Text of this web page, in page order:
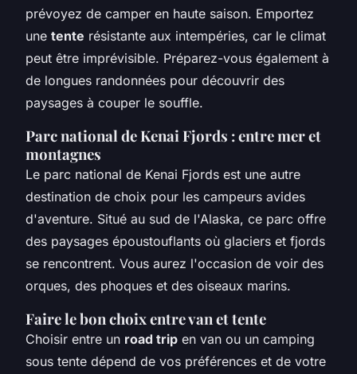
prévoyez de camper en haute saison. Emportez
une tente résistante aux intempéries, car le climat
peut être imprévisible. Préparez-vous également à
de longues randonnées pour découvrir des
paysages à couper le souffle.
Parc national de Kenai Fjords : entre mer et
montagnes
Le parc national de Kenai Fjords est une autre
destination de choix pour les campeurs avides
d'aventure. Situé au sud de l'Alaska, ce parc offre
des paysages époustouflants où glaciers et fjords
se rencontrent. Vous aurez l'occasion de voir des
orques, des phoques et des oiseaux marins.
Faire le bon choix entre van et tente
Choisir entre un road trip en van ou un camping
sous tente dépend de vos préférences et de votre